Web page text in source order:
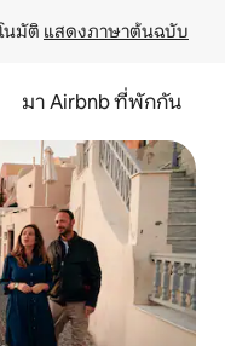
นมัติ แสดงภาษาต้นฉบับ
มา Airbnb ที่พักกัน